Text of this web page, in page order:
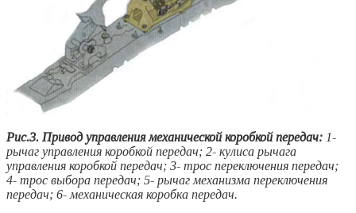
Рис.3. Привод управления механической коробкой передач: 1-
рычаг управления коробкой передач; 2- кулиса рычага
управления коробкой передач; 3- трос переключения передач;
4- трос выбора передач; 5- рычаг механизма переключения
передач; 6- механическая коробка передач.